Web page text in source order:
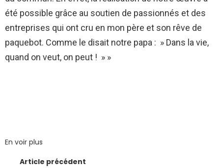
été possible grâce au soutien de passionnés et des
entreprises qui ont cru en mon père et son rêve de
paquebot. Comme le disait notre papa : » Dans la vie,
quand on veut, on peut ! » »
En voir plus
Article précédent